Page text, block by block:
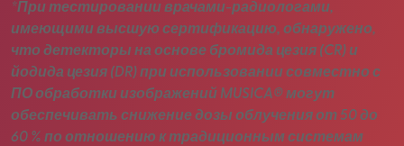
*При тестировании врачами-радиологами,
имеющими высшую сертификацию, обнаружено,
что детекторы на основе бромида цезия (CR) и
йодида цезия (DR) при использовании совместно с
ПО обработки изображений MUSICA® могут
обеспечивать снижение дозы облучения от 50 до
60 % по отношению к традиционным системам